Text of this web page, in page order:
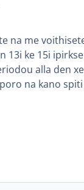
na me
13i ke 15i
alla den
na kano